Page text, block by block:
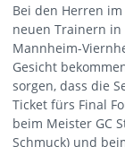
Bei den Herren
neuen Trainern in
Mannheim-
Gesicht
sorgen, dass die
Ticket fürs Final
beim Meister GC
Schmuck) und